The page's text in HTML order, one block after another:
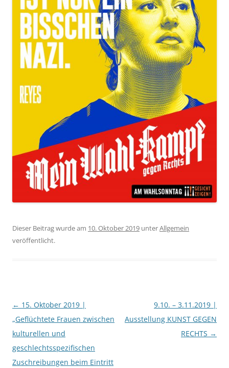
Dieser Beitrag wurde am 10. Oktober 2019 unterAllgemein
veröffentlicht.
Beitragsnavigation
← 15. Oktober 2019 |
„Geflüchtete Frauen zwischen
kulturellen und
geschlechtsspezifischen
Zuschreibungen beim Eintritt
9.10. – 3.11.2019 |
Ausstellung KUNST GEGEN
RECHTS →